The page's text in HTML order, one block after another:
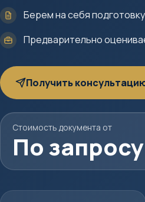
Берем на себя
Предварительно
Получить
Стоимость документа от
По запросу